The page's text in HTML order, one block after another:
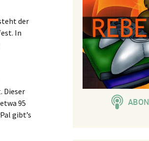
der
In
Dieser
95
gibt’s